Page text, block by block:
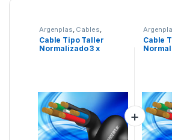
Argenplas Cables
Marcas,Seguridad,
taller
Cable Tipo Taller
Normalizado 3 x
Marcas,
taller
Cable